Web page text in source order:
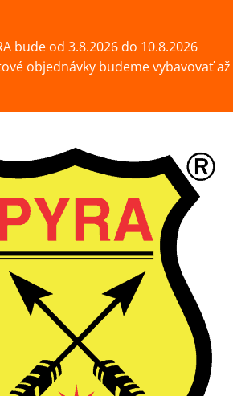
bude od 3.8.2026 do 10.8.2026
objednávky budeme vybavovať až